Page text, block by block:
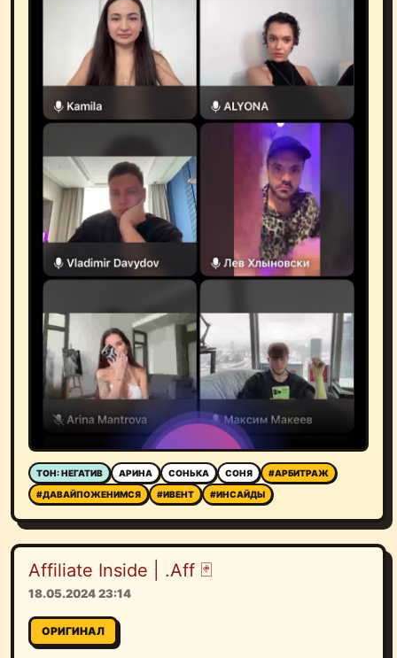
ТОН: НЕГАТИВ АРИНА СОНЬКА СОНЯ
#АРБИТРАЖ
#ДАВАЙПОЖЕНИМСЯ
#ИВЕНТ #ИНСАЙДЫ
Affiliate Inside | .Aff 🃏
18.05.2024 23:14
ОРИГИНАЛ